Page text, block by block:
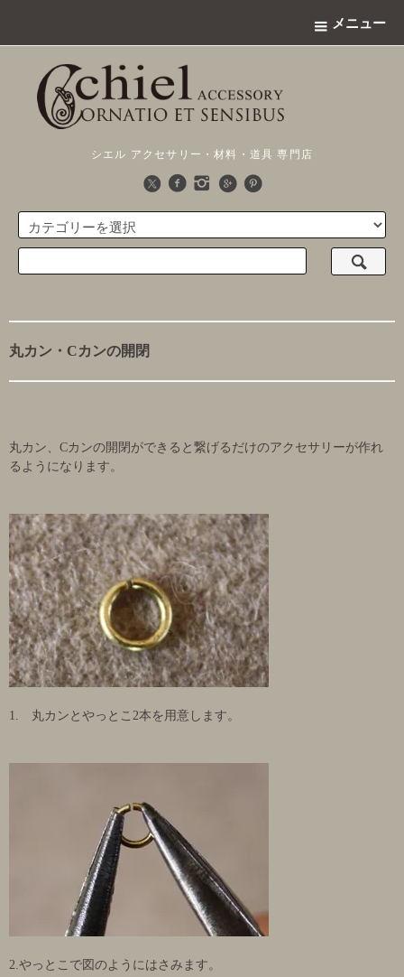
メニュー
シエル アクセサリー・材料・道具 専門店
丸カン・Cカンの開閉
丸カン、Cカンの開閉ができると繋げるだけのアクセサリーが作れ
るようになります。
1. 丸カンとやっとこ2本を用意します。
2.やっとこで図のようにはさみます。